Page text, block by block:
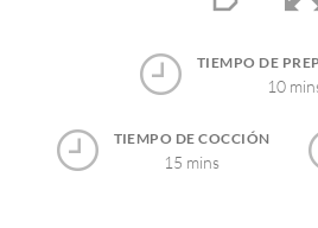
TIEMPO DE
10
TIEMPO DE COCCIÓN
15 mins